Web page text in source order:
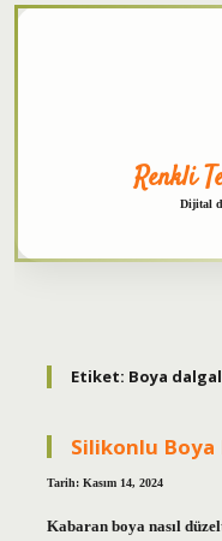
Renkli
Dijital
Etiket: Boya
Silikonlu Boya
Tarih: Kasım 14, 2024
Kabaran boya nasıl